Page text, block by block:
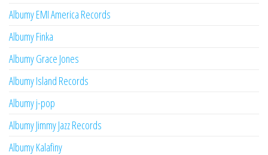
Albumy EMI America Records
Albumy Finka
Albumy Grace Jones
Albumy Island Records
Albumy j-pop
Albumy Jimmy Jazz Records
Albumy Kalafiny